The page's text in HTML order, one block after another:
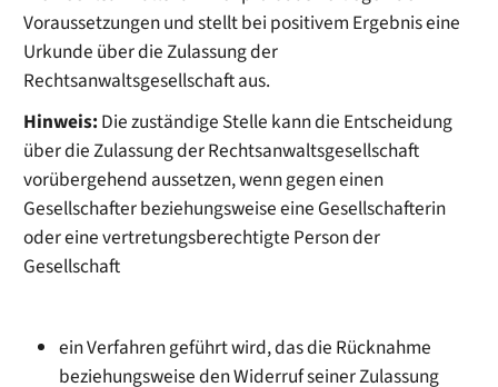
Voraussetzungen und stellt bei positivem Ergebnis eine
Urkunde über die Zulassung der
Rechtsanwaltsgesellschaft aus.
Hinweis: Die zuständige Stelle kann die Entscheidung
über die Zulassung der Rechtsanwaltsgesellschaft
vorübergehend aussetzen, wenn gegen einen
Gesellschafter beziehungsweise eine Gesellschafterin
oder eine vertretungsberechtigte Person der
Gesellschaft
ein Verfahren geführt wird, das die Rücknahme
beziehungsweise den Widerruf seiner Zulassung